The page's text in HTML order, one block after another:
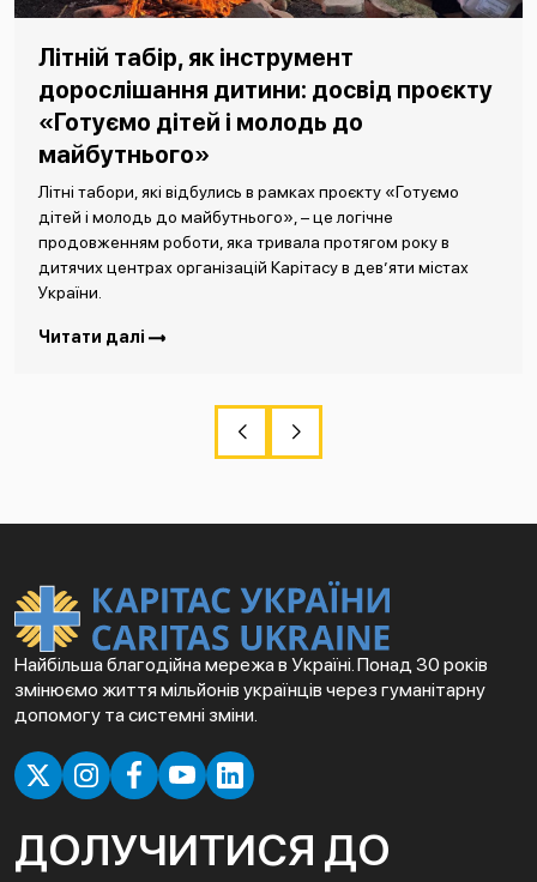
Літній табір, як інструмент
дорослішання дитини: досвід проєкту
«Готуємо дітей і молодь до
майбутнього»
Літні табори, які відбулись в рамках проєкту «Готуємо
дітей і молодь до майбутнього», – це логічне
продовженням роботи, яка тривала протягом року в
дитячих центрах організацій Карітасу в дев’яти містах
України.
Читати далі
Найбільша благодійна мережа в Україні. Понад 30 років
змінюємо життя мільйонів українців через гуманітарну
допомогу та системні зміни.
ДОЛУЧИТИСЯ ДО